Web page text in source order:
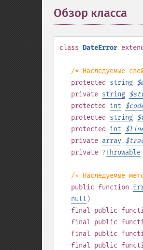
Обзор класса
class DateError
/* Наследуемые
protected
string $
private string $
protected
int $
protected
string $
protected
int $
private array $
private ?Throwable
/* Наследуемые
public function
null )
final public
final public
final public
final public